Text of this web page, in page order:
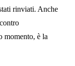
rinviati. Anche
momento, è la